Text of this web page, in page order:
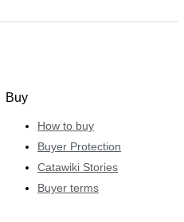
Buy
How to buy
Buyer Protection
Catawiki Stories
Buyer terms